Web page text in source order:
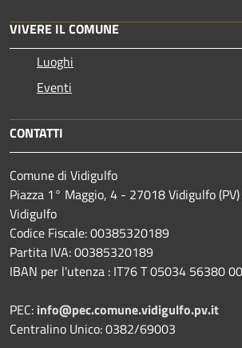
VIVERE IL COMUNE
Luoghi
Eventi
CONTATTI
Comune di Vidigulfo
Piazza 1° Maggio, 4 - 27018 Vidigulfo
Vidigulfo
Codice Fiscale: 00385320189
Partita IVA: 00385320189
IBAN per l'utenza : IT76 T 05034 56380
PEC: info@pec.comune.vidigulfo.pv.it
Centralino Unico: 0382/69003